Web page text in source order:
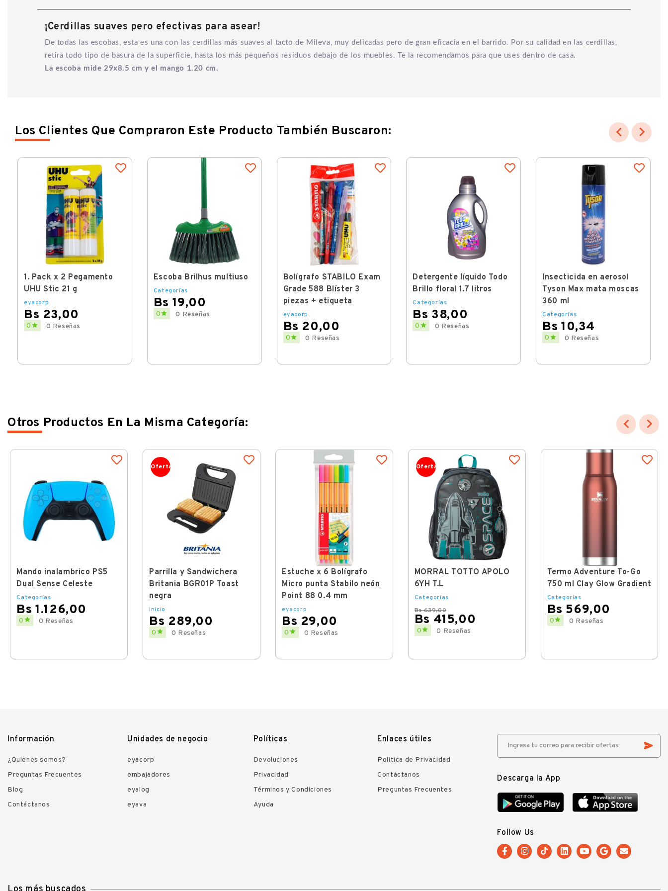
¡Cerdillas suaves pero efectivas para asear!
De todas las escobas, esta es una con las cerdillas más suaves al tacto de Mileva, muy delicadas pero de gran eficacia en el barrido. Por su calidad en las cerdillas,
retira todo tipo de basura de la superficie, hasta los más pequeños residuos debajo de los muebles. Te la recomendamos para que uses dentro de casa.
La escoba mide 29x8.5 cm y el mango 1.20 cm.
Los Clientes Que Compraron Este Producto También Buscaron:  
1. Pack x 2 Pegamento
UHU Stic 21 g
eyacorp
Bs 23,00
Price
0  0 Reseñas
Escoba Brilhus multiuso
Categorías
Bs 19,00
Price
0 0 Reseñas
Bolígrafo STABILO Exam
Grade 588 Blíster 3
piezas + etiqueta
eyacorp
Bs 20,00
Price
0 0 Reseñas
Detergente líquido Todo
Brillo floral 1.7 litros
Categorías
Bs 38,00
Price
0  0 Reseñas
Insecticida en aerosol
Tyson Max mata moscas
360 ml
Categorías
Bs 10,34
Price
0  0 Reseñas
Otros Productos En La Misma Categoría:  
Mando inalambrico PS5
Dual Sense Celeste
Categorías
Bs 1.126,00
Price
0  0 Reseñas
Oferta
Parrilla y Sandwichera
Britania BGR01P Toast
negra
Inicio
Bs 289,00
Price
0  0 Reseñas
Estuche x 6 Bolígrafo
Micro punta Stabilo neón
Point 88 0.4 mm
eyacorp
Bs 29,00
Price
0  0 Reseñas
Oferta
MORRAL TOTTO APOLO
6YH T.L
Categorías
Bs 639,00
Bs 415,00
Regular
price
Price
0 0 Reseñas
Termo Adventure To-Go
750 ml Clay Glow Gradient
Categorías
Bs 569,00
Price
0 0 Reseñas
Información
¿Quienes somos?
Preguntas Frecuentes
Blog
Contáctanos
Unidades de negocio
eyacorp
embajadores
eyalog
eyava
Políticas
Devoluciones
Privacidad
Términos y Condiciones
Ayuda
Enlaces útiles
Política de Privacidad
Contáctanos
Preguntas Frecuentes
Descarga la App
Follow Us